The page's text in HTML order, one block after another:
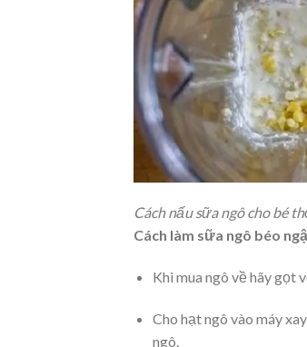
Cách nấu sữa ngô cho bé
Cách làm sữa ngô béo
Khi mua ngô về hãy gọt
Cho hạt ngô vào máy
ngô.